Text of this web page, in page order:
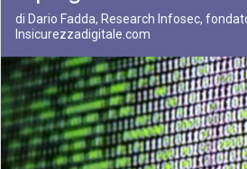
di Dario Fadda, Research Infosec,
Insicurezzadigitale.com